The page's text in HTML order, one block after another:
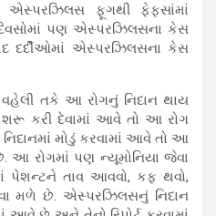
એસ્પરઝિલસ ફૂગથી ફેફસાંમાં
પણ એસ્પરઝિલસના કેસ
દર્દીઓમાં એસ્પરઝિલસના કેસ
વહેલી તકે આ રોગનું નિદાન થાય
કરી દેવામાં આવે તો આ રોગ
મોડું કરવામાં આવે તો આ
આ રોગમાં પણ ન્યૂમોનિયા જેવા
પેશન્ટને તાવ આવવો, કફ થવો,
મળે છે. એસ્પરઝિલસનું નિદાન